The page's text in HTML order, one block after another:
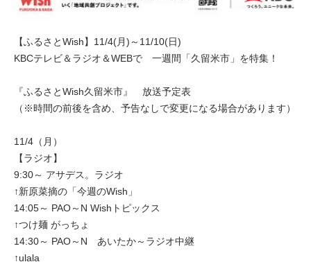
【ふるさとWish】11/4(月)～11/10(日)
KBCテレビ＆ラジオ＆WEBで 一週間「久留米市」を特集！
『ふるさとWish久留米市』 放送予定表
（※時間の前後を含め、予告なしで変更になる場合があります）
11/4（月）
【ラジオ】
9:30～ アサデス。ラジオ
↑新原菜摘の「今週のWish」
14:05～ PAO～N Wishトピックス
↑つけ麺 がっちょ
14:30～ PAO～N あいたか～ラジオ中継
↑ulala